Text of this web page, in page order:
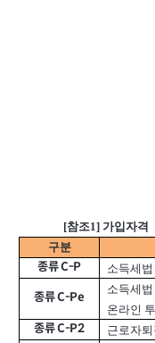
[참조1] 가입자격
구분
종류 C-P 소득세
종류 C-Pe
소득세
온라인
종류 C-P2 근로자